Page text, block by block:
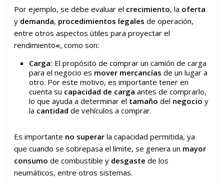
Por ejemplo, se debe evaluar el crecimiento, la oferta
y demanda, procedimientos legales de operación,
entre otros aspectos útiles para proyectar el
rendimiento«, como son:
Carga: El propósito de comprar un camión de carga
para el negocio es mover mercancías de un lugar a
otro. Por este motivo, es importante tener en
cuenta su capacidad de carga antes de comprarlo,
lo que ayuda a determinar el tamaño del negocio y
la cantidad de vehículos a comprar.
Es importante no superar la capacidad permitida, ya
que cuando se sobrepasa el límite, se genera un mayor
consumo de combustible y desgaste de los
neumáticos, entre otros sistemas.